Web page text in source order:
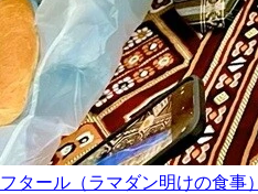
フタール（ラマダン明けの食事